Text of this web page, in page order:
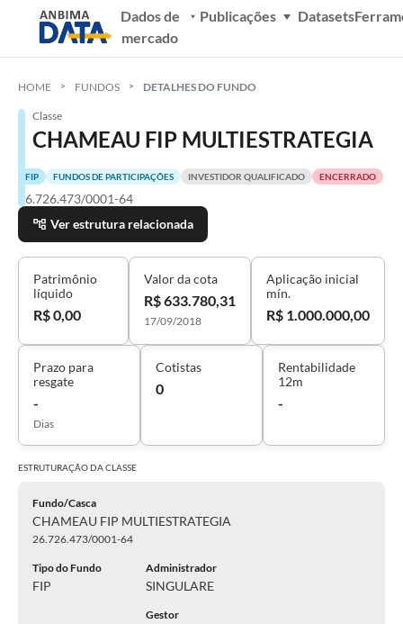
Dados de
mercado
Publicações Datasets
HOME FUNDOS DETALHES DO FUNDO
Classe
CHAMEAU FIP MULTIESTRATEGIA
FIP FUNDOS DE PARTICIPAÇÕES INVESTIDOR QUALIFICADO ENCERRADO
26.726.473/0001-64
Ver estrutura relacionada
Patrimônio
líquido
R$ 0,00
Valor da cota
R$ 633.780,31
17/09/2018
Aplicação inicial
mín.
R$ 1.000.000,00
Prazo para
resgate
-
Dias
Cotistas
0
Rentabilidade
12m
-
ESTRUTURAÇÃO DACLASSE
Fundo/Casca
CHAMEAU FIP MULTIESTRATEGIA
26.726.473/0001-64
Tipo do Fundo
FIP
Administrador
SINGULARE
Gestor